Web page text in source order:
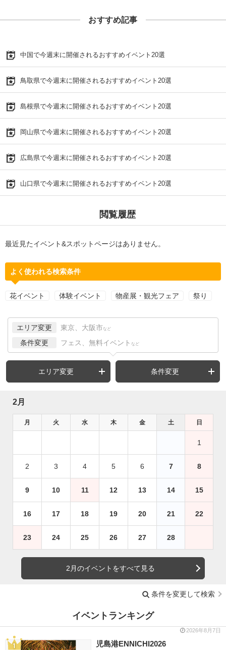
おすすめ記事
中国で今週末に開催されるおすすめイベント20選
鳥取県で今週末に開催されるおすすめイベント20選
島根県で今週末に開催されるおすすめイベント20選
岡山県で今週末に開催されるおすすめイベント20選
広島県で今週末に開催されるおすすめイベント20選
山口県で今週末に開催されるおすすめイベント20選
閲覧履歴
最近見たイベント&スポットページはありません。
よく使われる検索条件
花イベント 体験イベント 物産展・観光フェア 祭り
エリア変更 東京、大阪市 など
条件変更 フェス、無料イベント など
エリア変更 条件変更
2月
月 火 水 木 金 土 日
1
2 3 4 5 6 7 8
9 10 11 12 13 14 15
16 17 18 19 20 21 22
23 24 25 26 27 28
2月のイベントをすべて見る
条件を変更して検索
イベントランキング
2026年8月7日
児島港ENNICHI2026